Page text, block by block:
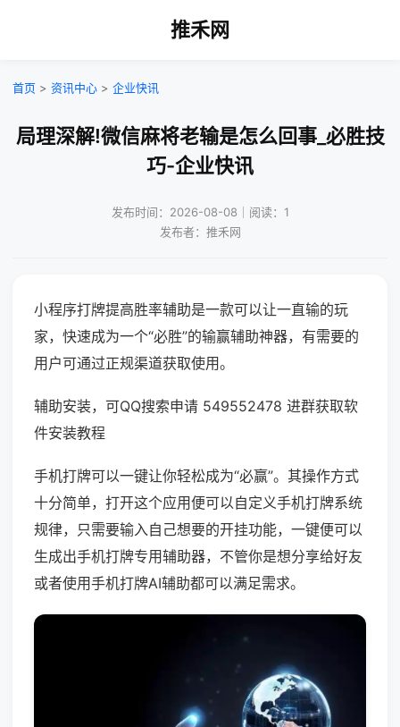
推禾网
首页 > 资讯中心 > 企业快讯
局理深解!微信麻将老输是怎么回事_必胜技
巧-企业快讯
发布时间：2026-08-08｜阅读：1
发布者：推禾网
小程序打牌提高胜率辅助是一款可以让一直输的玩
家，快速成为一个“必胜”的输赢辅助神器，有需要的
用户可通过正规渠道获取使用。
辅助安装，可QQ搜索申请 549552478 进群获取软
件安装教程
手机打牌可以一键让你轻松成为“必赢”。其操作方式
十分简单，打开这个应用便可以自定义手机打牌系统
规律，只需要输入自己想要的开挂功能，一键便可以
生成出手机打牌专用辅助器，不管你是想分享给好友
或者使用手机打牌AI辅助都可以满足需求。